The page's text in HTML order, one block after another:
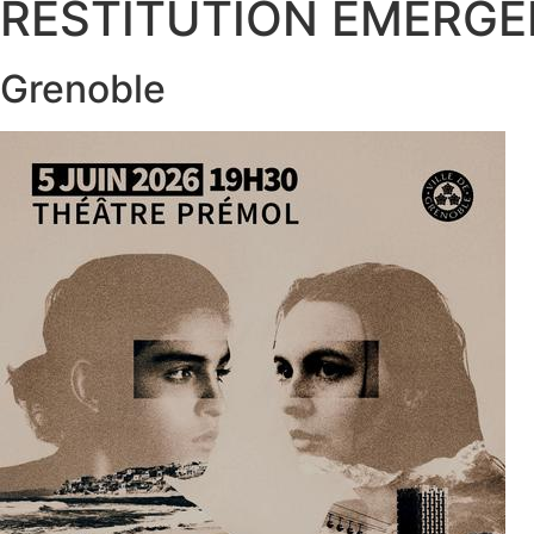
Aller
au
contenu
RESTITUTION
Grenoble